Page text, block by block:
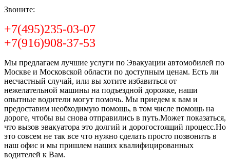
Звоните:
+7(495)235-03-07
+7(916)908-37-53
Мы предлагаем лучшие услуги по Эвакуации автомобилей по
Москве и Московской области по доступным ценам. Есть ли
несчастный случай, или вы хотите избавиться от
нежелательной машины на подъездной дорожке, наши
опытные водители могут помочь. Мы приедем к вам и
предоставим необходимую помощь, в том числе помощь на
дороге, чтобы вы снова отправились в путь.Может показаться,
что вызов эвакуатора это долгий и дорогостоящий процесс.Но
это совсем не так все что нужно сделать просто позвонить в
наш офис и мы пришлем наших квалифицированных
водителей к Вам.